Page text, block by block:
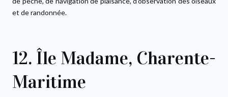
et de randonnée.
12. Île Madame, Charente-
Maritime